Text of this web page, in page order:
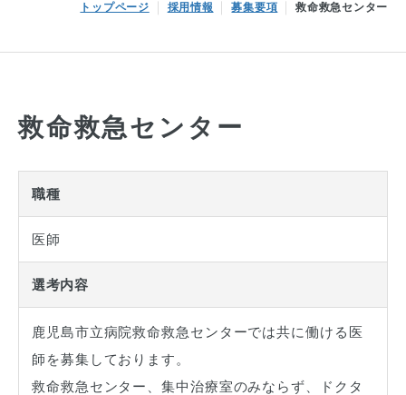
トップページ 採用情報 募集要項 救命救急センター
救命救急センター
職種
医師
選考内容
鹿児島市立病院救命救急センターでは共に働ける医
師を募集しております。
救命救急センター、集中治療室のみならず、ドクタ